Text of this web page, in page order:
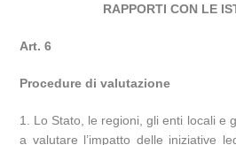
RAPPORTI CON LE
Art. 6
Procedure di valutazione
1. Lo Stato, le regioni, gli enti locali e
a valutare l’impatto delle iniziative